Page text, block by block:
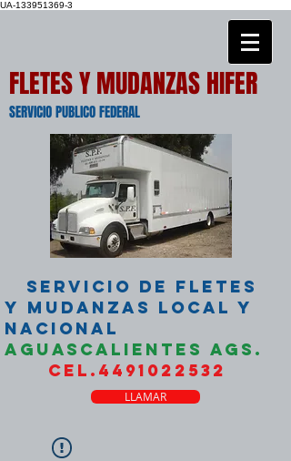
UA-133951369-3
FLETES Y MUDANZAS HIFER
SERVICIO PUBLICO FEDERAL
SERVICIO DE FLETES
Y MUDANZAS LOCAL Y
NACIONAL
AGUASCALIENTES AGS.
CEL.4491022532
LLAMAR